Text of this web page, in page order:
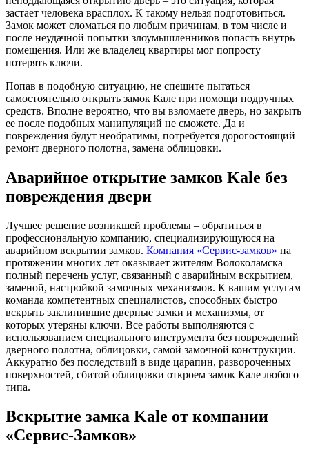
застает человека врасплох. К такому нельзя подготовиться.
Замок может сломаться по любым причинам, в том числе и
после неудачной попытки злоумышленников попасть внутрь
помещения. Или же владелец квартиры мог попросту
потерять ключи.
Попав в подобную ситуацию, не спешите пытаться
самостоятельно открыть замок Кале при помощи подручных
средств. Вполне вероятно, что вы взломаете дверь, но закрыть
ее после подобных манипуляций не сможете. Да и
повреждения будут необратимы, потребуется дорогостоящий
ремонт дверного полотна, замена облицовки.
Аварийное открытие замков Kale без
повреждения двери
Лучшее решение возникшей проблемы – обратиться в
профессиональную компанию, специализирующуюся на
аварийном вскрытии замков. Компания «Сервис-замков» на
протяжении многих лет оказывает жителям Волоколамска
полный перечень услуг, связанный с аварийным вскрытием,
заменой, настройкой замочных механизмов. К вашим услугам
команда компетентных специалистов, способных быстро
вскрыть заклинившие дверные замки и механизмы, от
которых утеряны ключи. Все работы выполняются с
использованием специального инструмента без повреждений
дверного полотна, облицовки, самой замочной конструкции.
Аккуратно без последствий в виде царапин, развороченных
поверхностей, сбитой облицовки откроем замок Кале любого
типа.
Вскрытие замка Kale от компании
«Сервис-Замков»